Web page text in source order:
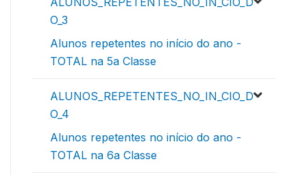
O_3
Alunos repetentes no início do ano -
TOTAL na 5a Classe
ALUNOS_REPETENTES_NO_IN_CIO_D
O_4
Alunos repetentes no início do ano -
TOTAL na 6a Classe